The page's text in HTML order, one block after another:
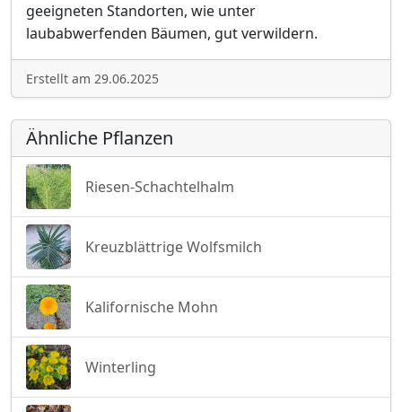
geeigneten Standorten, wie unter
laubabwerfenden Bäumen, gut verwildern.
Erstellt am 29.06.2025
Ähnliche Pflanzen
Riesen-Schachtelhalm
Kreuzblättrige Wolfsmilch
Kalifornische Mohn
Winterling